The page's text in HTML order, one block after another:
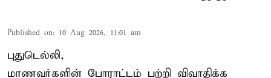
Published on: 10 Aug 2026, 11:01 am
புதுடெல்லி,
மாணவர்களின் போராட்டம் பற்றி விவாதிக்க